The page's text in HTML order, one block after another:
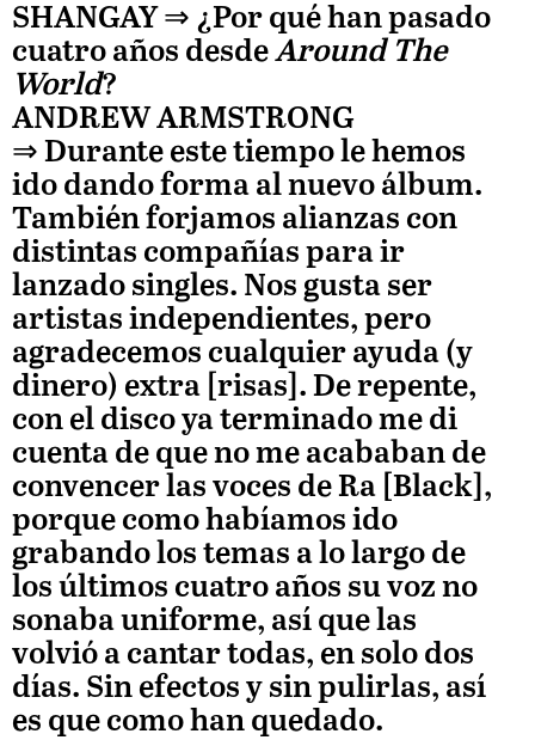
SHANGAY ⇒ ¿Por qué han pasado
cuatro años desdeAround The
World?
ANDREW ARMSTRONG
⇒ Durante este tiempo le hemos
ido dando forma al nuevo álbum.
También forjamos alianzas con
distintas compañías para ir
lanzado singles. Nos gusta ser
artistas independientes, pero
agradecemos cualquier ayuda (y
dinero) extra [risas]. De repente,
con el disco ya terminado me di
cuenta de que no me acababan de
convencer las voces de Ra [Black],
porque como habíamos ido
grabando los temas a lo largo de
los últimos cuatro años su voz no
sonaba uniforme, así que las
volvió a cantar todas, en solo dos
días. Sin efectos y sin pulirlas, así
es que como han quedado.